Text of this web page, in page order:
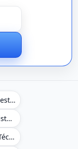
Apostila NAV Brasil 2026 - Analista de Gestão
Apostila NAV Brasil 2026 em PDF - Analista de Gestão
Apostila NAV Brasil 2026 - Profissional Técnico de Navegação Aérea - Operador de Torre de Controle